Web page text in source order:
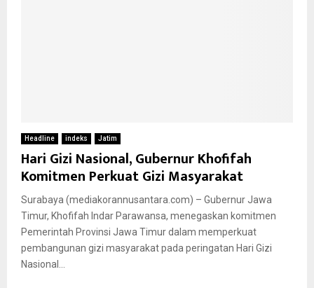
Headline indeks Jatim
Hari Gizi Nasional, Gubernur Khofifah
Komitmen Perkuat Gizi Masyarakat
Surabaya (mediakorannusantara.com) – Gubernur Jawa
Timur, Khofifah Indar Parawansa, menegaskan komitmen
Pemerintah Provinsi Jawa Timur dalam memperkuat
pembangunan gizi masyarakat pada peringatan Hari Gizi
Nasional...